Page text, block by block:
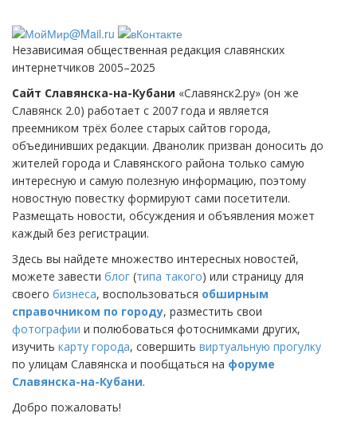
Независимая общественная редакция славянских
интернетчиков 2005–2025
Сайт Славянска-на-Кубани «Славянск2.ру» (он же
Славянск 2.0) работает с 2007 года и является
преемником трёх более старых сайтов города,
объединивших редакции. Дванолик призван доносить до
жителей города и Славянского района только самую
интересную и самую полезную информацию, поэтому
новостную повестку формируют сами посетители.
Размещать новости, обсуждения и объявления может
каждый без регистрации.
Здесь вы найдете множество интересных новостей,
можете завести блог (типа такого) или страницу для
своего бизнеса, воспользоваться обширным
справочником по городу, разместить свои
фотографии и полюбоваться фотоснимками других,
изучить карту города, совершить виртуальную прогулку
по улицам Славянска и пообщаться на форуме
Славянска-на-Кубани.
Добро пожаловать!